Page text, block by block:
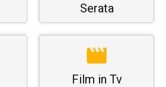
Serata
Film in Tv